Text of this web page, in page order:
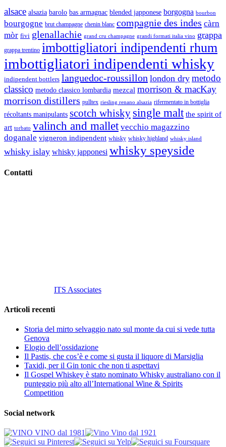
alsace alsazia barolo bas armagnac blended japponese borgogna bourbon
bourgogne brut champagne chenin blanc compagnie des indes càrn
mòr fivi glenallachie grand cru champagne grandi formati italia vino grappa
grappa trentino imbottigliatori indipendenti rhum
imbottigliatori indipendenti whisky
indipendent bottlers languedoc-roussillon london dry metodo
classico metodo classico lombardia mezcal morrison & macKay
morrison distillers pulltex riesling renano alsazia rifermentato in bottiglia
récoltants manipulants scotch whisky single malt the spirit of
art torbato valinch and mallet vecchio magazzino
doganale vigneron indipendent whisky whisky highland whisky island
whisky islay whisky japponesi whisky speyside
Contatti
ITS Associates
Articoli recenti
Storia del mirto selvaggio nato sul monte da cui si vede tutta
Genova
Elogio dell’ossidazione
Il Pastis, che cos’è e come si gusta il liquore di Marsiglia
Taxidi, per il Gin tonic che non ti aspettavi
Il Gospel Whiskey è stato nominato Whisky australiano con il
punteggio più alto all’International Wine & Spirits
Competition
Social network